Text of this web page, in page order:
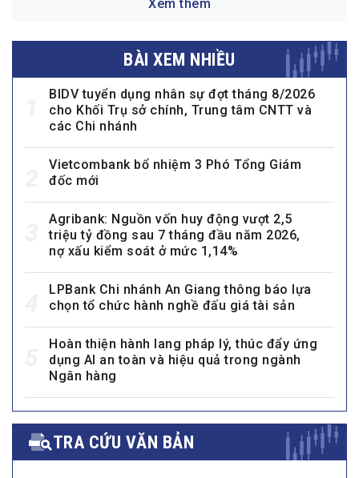
Xem thêm
BÀI XEM NHIỀU
BIDV tuyển dụng nhân sự đợt tháng 8/2026
cho Khối Trụ sở chính, Trung tâm CNTT và
các Chi nhánh
Vietcombank bổ nhiệm 3 Phó Tổng Giám
đốc mới
Agribank: Nguồn vốn huy động vượt 2,5
triệu tỷ đồng sau 7 tháng đầu năm 2026,
nợ xấu kiểm soát ở mức 1,14%
LPBank Chi nhánh An Giang thông báo lựa
chọn tổ chức hành nghề đấu giá tài sản
Hoàn thiện hành lang pháp lý, thúc đẩy ứng
dụng AI an toàn và hiệu quả trong ngành
Ngân hàng
TRA CỨU VĂN BẢN